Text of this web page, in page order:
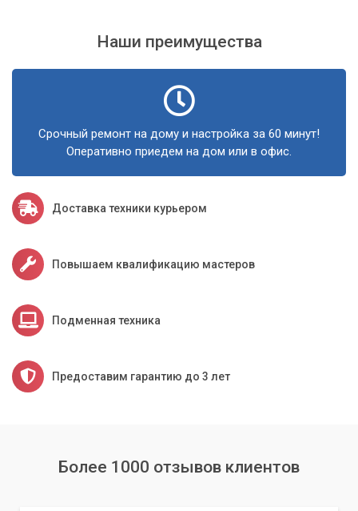
Наши преимущества
Срочный ремонт на дому и настройка за 60 минут!
Оперативно приедем на дом или в офис.
Доставка техники курьером
Повышаем квалификацию мастеров
Подменная техника
Предоставим гарантию до 3 лет
Более 1000 отзывов клиентов